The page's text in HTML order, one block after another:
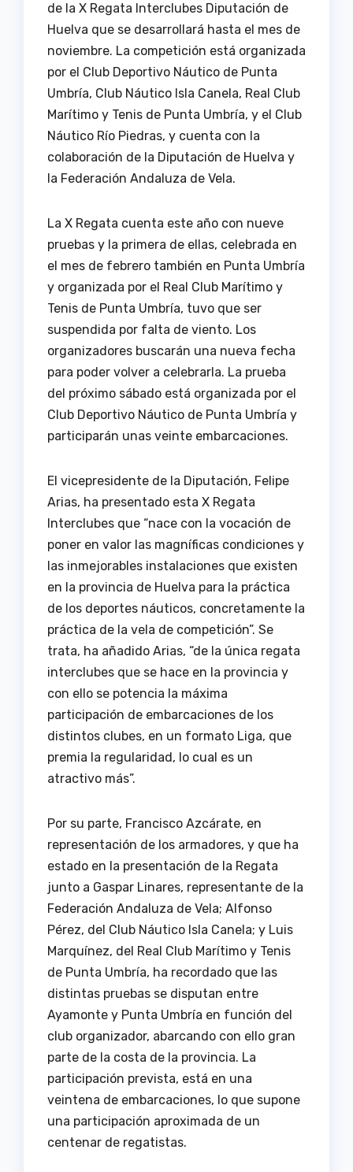
de la X Regata Interclubes Diputación de
Huelva que se desarrollará hasta el mes de
noviembre. La competición está organizada
por el Club Deportivo Náutico de Punta
Umbría, Club Náutico Isla Canela, Real Club
Marítimo y Tenis de Punta Umbría, y el Club
Náutico Río Piedras, y cuenta con la
colaboración de la Diputación de Huelva y
la Federación Andaluza de Vela.
La X Regata cuenta este año con nueve
pruebas y la primera de ellas, celebrada en
el mes de febrero también en Punta Umbría
y organizada por el Real Club Marítimo y
Tenis de Punta Umbría, tuvo que ser
suspendida por falta de viento. Los
organizadores buscarán una nueva fecha
para poder volver a celebrarla. La prueba
del próximo sábado está organizada por el
Club Deportivo Náutico de Punta Umbría y
participarán unas veinte embarcaciones.
El vicepresidente de la Diputación, Felipe
Arias, ha presentado esta X Regata
Interclubes que “nace con la vocación de
poner en valor las magníficas condiciones y
las inmejorables instalaciones que existen
en la provincia de Huelva para la práctica
de los deportes náuticos, concretamente la
práctica de la vela de competición”. Se
trata, ha añadido Arias, “de la única regata
interclubes que se hace en la provincia y
con ello se potencia la máxima
participación de embarcaciones de los
distintos clubes, en un formato Liga, que
premia la regularidad, lo cual es un
atractivo más”.
Por su parte, Francisco Azcárate, en
representación de los armadores, y que ha
estado en la presentación de la Regata
junto a Gaspar Linares, representante de la
Federación Andaluza de Vela; Alfonso
Pérez, del Club Náutico Isla Canela; y Luis
Marquínez, del Real Club Marítimo y Tenis
de Punta Umbría, ha recordado que las
distintas pruebas se disputan entre
Ayamonte y Punta Umbría en función del
club organizador, abarcando con ello gran
parte de la costa de la provincia. La
participación prevista, está en una
veintena de embarcaciones, lo que supone
una participación aproximada de un
centenar de regatistas.